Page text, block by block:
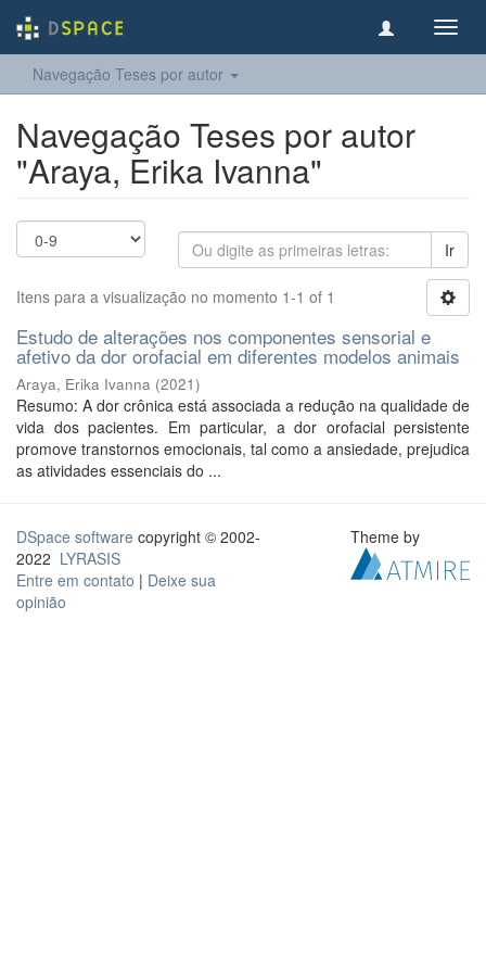
Navegação Teses por autor
Navegação Teses por autor
"Araya, Erika Ivanna"
Ir
Itens para a visualização no momento 1-1 of 1
Estudo de alterações nos componentes sensorial e
afetivo da dor orofacial em diferentes modelos animais
Araya, Erika Ivanna (2021)
Resumo: A dor crônica está associada a redução na qualidade de
vida dos pacientes. Em particular, a dor orofacial persistente
promove transtornos emocionais, tal como a ansiedade, prejudica
as atividades essenciais do ...
DSpace software copyright © 2002-
2022 LYRASIS
Entre em contato | Deixe sua
opinião
Theme by